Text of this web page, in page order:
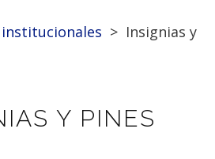
> Insignias y
Y PINES